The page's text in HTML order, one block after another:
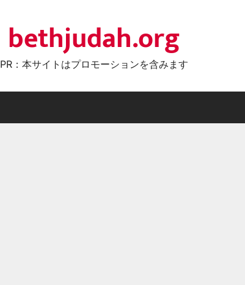
bethjudah.org
PR：本サイトはプロモーションを含みます